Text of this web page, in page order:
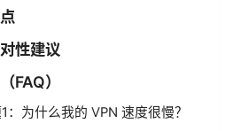
性建议
FAQ）
：为什么我的 VPN 速度很慢？